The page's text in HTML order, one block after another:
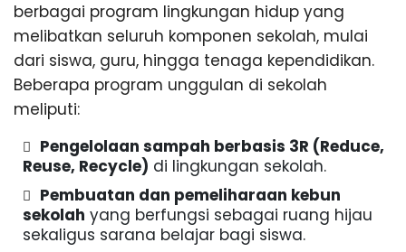
berbagai program lingkungan hidup yang
melibatkan seluruh komponen sekolah, mulai
dari siswa, guru, hingga tenaga kependidikan.
Beberapa program unggulan di sekolah
meliputi:
Pengelolaan sampah berbasis 3R (Reduce,
Reuse, Recycle) di lingkungan sekolah.
Pembuatan dan pemeliharaan kebun
sekolah yang berfungsi sebagai ruang hijau
sekaligus sarana belajar bagi siswa.